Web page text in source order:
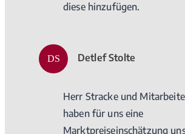
diese hinzufügen.
DS Detlef Stolte
Herr Stracke und
haben für uns eine
Marktpreiseinschätzung